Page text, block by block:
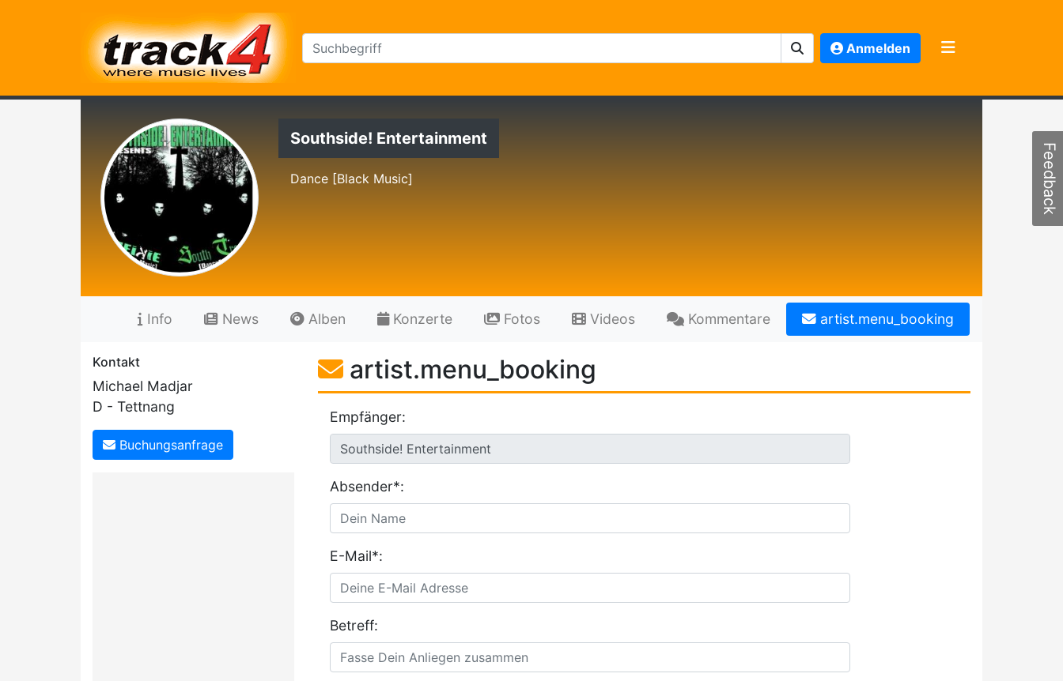
Anmelden
Southside! Entertainment
Dance [Black Music]
Info News Alben Konzerte Fotos Videos Kommentare artist.menu_booking
Kontakt
Michael Madjar
D - Tettnang
Buchungsanfrage
artist.menu_booking
Empfänger:
Absender*:
E-Mail*:
Betreff:
Feedback